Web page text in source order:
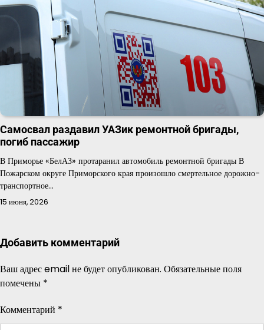
Самосвал раздавил УАЗик ремонтной бригады,
погиб пассажир
В Приморье «БелАЗ» протаранил автомобиль ремонтной бригады В
Пожарском округе Приморского края произошло смертельное дорожно-
транспортное…
15 июня, 2026
Добавить комментарий
Ваш адрес email не будет опубликован. Обязательные поля
помечены *
Комментарий *